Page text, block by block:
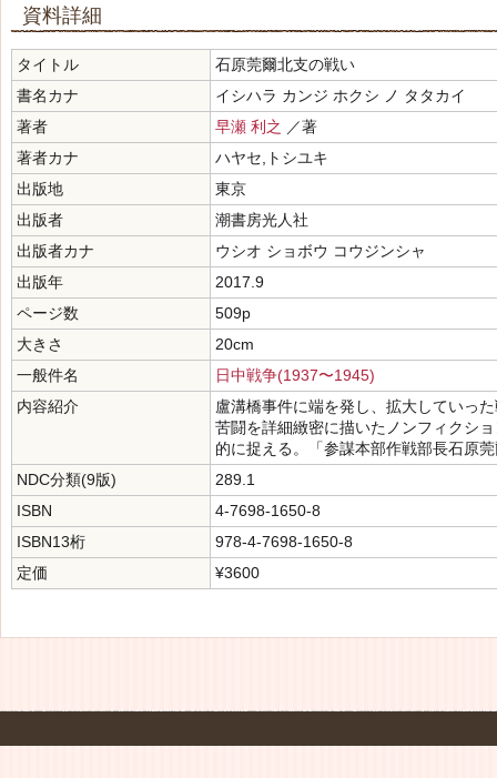
資料詳細
タイトル
石原莞爾北支の戦い
書名カナ
イシハラ カンジ ホクシ ノ タタカイ
著者
早瀬 利之 ／著
著者カナ
ハヤセ,トシユキ
出版地
東京
出版者
潮書房光人社
出版者カナ
ウシオ ショボウ コウジンシャ
出版年
2017.9
ページ数
509p
大きさ
20cm
一般件名
日中戦争(1937〜1945)
内容紹介
盧溝橋事件に端を発し、拡大していっ
苦闘を詳細緻密に描いたノンフィクシ
的に捉える。「参謀本部作戦部長石原
NDC分類(9版)
289.1
ISBN
4-7698-1650-8
ISBN13桁
978-4-7698-1650-8
定価
¥3600